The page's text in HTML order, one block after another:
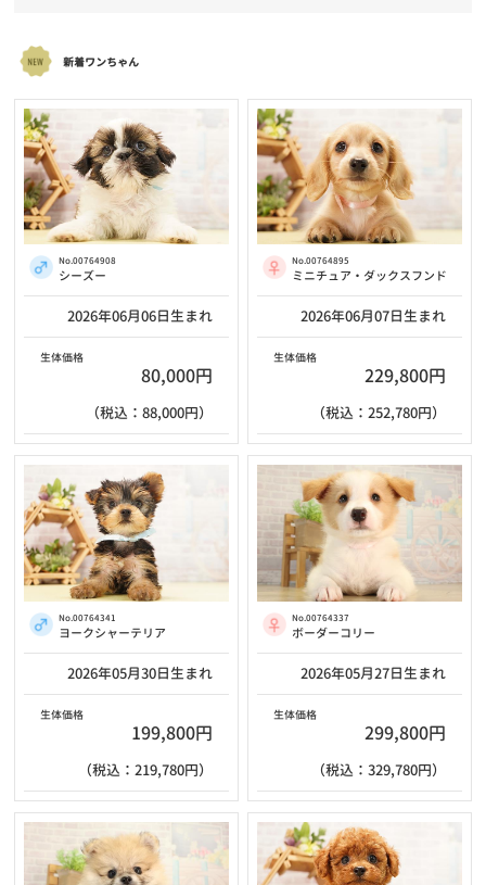
新着ワンちゃん
No.00764908
シーズー
2026年06月06日生まれ
生体価格
80,000円
（税込：88,000円）
No.00764895
ミニチュア・ダックスフンド
2026年06月07日生まれ
生体価格
229,800円
（税込：252,780円）
No.00764341
ヨークシャーテリア
2026年05月30日生まれ
生体価格
199,800円
（税込：219,780円）
No.00764337
ボーダーコリー
2026年05月27日生まれ
生体価格
299,800円
（税込：329,780円）